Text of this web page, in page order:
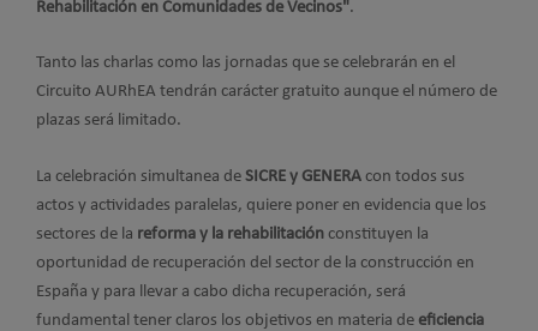
Rehabilitación en Comunidades de Vecinos".
Tanto las charlas como las jornadas que se celebrarán en el
Circuito AURhEA tendrán carácter gratuito aunque el número de
plazas será limitado.
La celebración simultanea de SICRE y GENERA con todos sus
actos y actividades paralelas, quiere poner en evidencia que los
sectores de la reforma y la rehabilitación constituyen la
oportunidad de recuperación del sector de la construcción en
España y para llevar a cabo dicha recuperación, será
fundamental tener claros los objetivos en materia de eficiencia